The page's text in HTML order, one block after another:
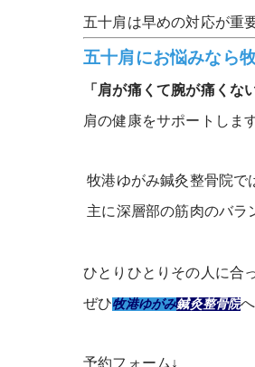
五十肩は早めの対応が重
五十肩にお悩みなら
「肩が痛くて腕が痛くな
肩の健康をサポートします
牧港ゆがみ鍼灸整骨院で
主に深層部の筋肉のバラ
ひとりひとりその人に合
ぜひ牧港ゆがみ鍼灸整骨院
予約フォーム↓